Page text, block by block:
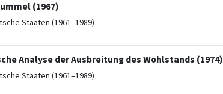
(1967)
Staaten (1961–1989)
Analyse der Ausbreitung des Wohlstands (1974)
Staaten (1961–1989)